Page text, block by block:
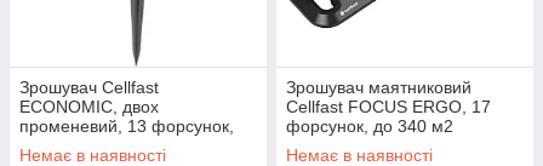
Зрошувач Cellfast
ECONOMIC, двох
променевий, 13 форсунок,
до 177м2
Немає в наявності
Зрошувач маятниковий
Cellfast FOCUS ERGO, 17
форсунок, до 340 м2
Немає в наявності